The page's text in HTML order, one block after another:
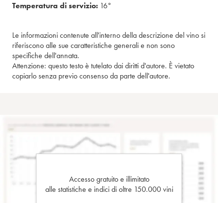
Temperatura di servizio: 16°
Le informazioni contenute all'interno della descrizione del vino si
riferiscono alle sue caratteristiche generali e non sono
specifiche dell'annata.
Attenzione: questo testo è tutelato dai diritti d'autore. È vietato
copiarlo senza previo consenso da parte dell'autore.
Accesso gratuito e illimitato
alle statistiche e indici di oltre 150.000 vini